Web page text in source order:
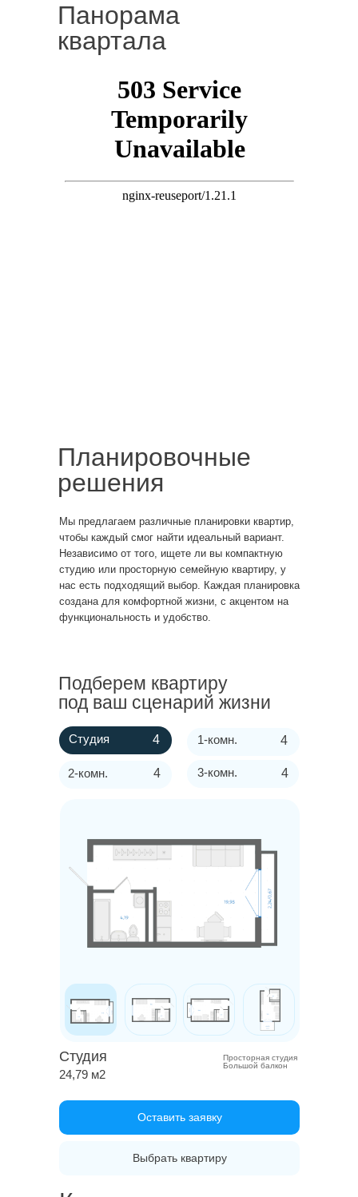
Панорама
квартала
Планировочные
решения
Мы предлагаем различные планировки квартир,
чтобы каждый смог найти идеальный вариант.
Независимо от того, ищете ли вы компактную
студию или просторную семейную квартиру, у
нас есть подходящий выбор. Каждая планировка
создана для комфортной жизни, с акцентом на
функциональность и удобство.
Подберем квартиру
под ваш сценарий жизни
Выбрать квартиру
Оставить заявку
Просторная студия
Большой балкон
3-комн. 4
2-комн. 4
1-комн. 4
4
Студия
24,79 м2
Студия